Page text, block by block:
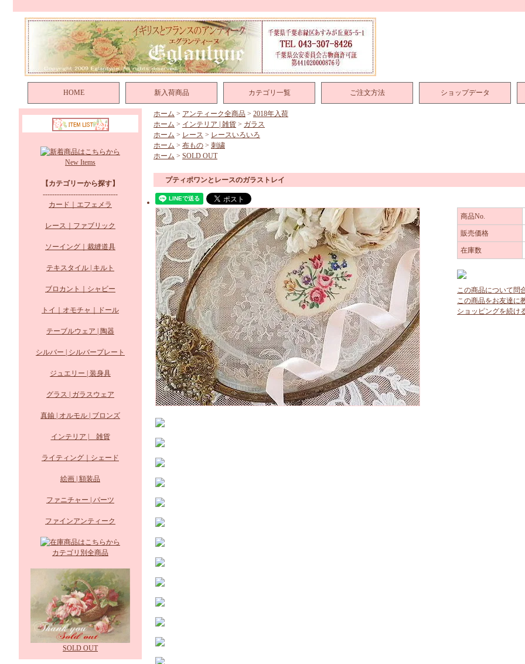
HOME 新入荷商品 カテゴリ一覧 ご注文方法 ショップデータ
New Items
【カテゴリーから探す】
--------------------------------
カード｜エフェメラ
レース｜ファブリック
ソーイング｜裁縫道具
テキスタイル | キルト
ブロカント｜シャビー
トイ｜オモチャ｜ドール
テーブルウェア | 陶器
シルバー | シルバープレート
ジュエリー | 装身具
グラス | ガラスウェア
真鍮 | オルモル | ブロンズ
インテリア | 雑貨
ライティング｜シェード
絵画 | 額装品
ファニチャー | パーツ
ファインアンティーク
カテゴリ別全商品
SOLD OUT
ホーム > アンティーク全商品 > 2018年入荷
ホーム > インテリア | 雑貨 > ガラス
ホーム > レース > レースいろいろ
ホーム > 布もの > 刺繍
ホーム > SOLD OUT
プティポワンとレースのガラストレイ
商品No.
販売価格
在庫数
この商品について問
この商品をお友達に
ショッピングを続け